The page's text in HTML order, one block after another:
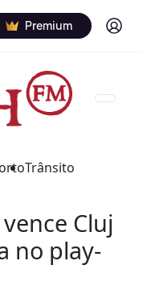
Premium Log in
Trânsito
Cluj
no play-